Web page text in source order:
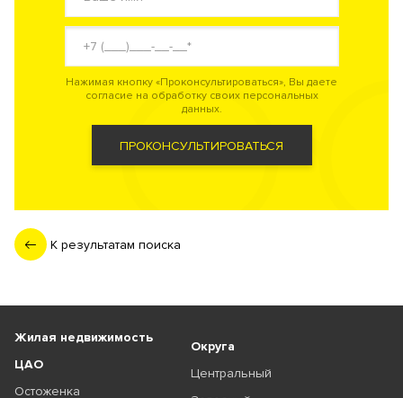
Нажимая кнопку «Проконсультироваться», Вы даете
согласие на обработку своих персональных
данных.
ПРОКОНСУЛЬТИРОВАТЬСЯ
К результатам поиска
Жилая недвижимость
ЦАО
Остоженка
Округа
Центральный